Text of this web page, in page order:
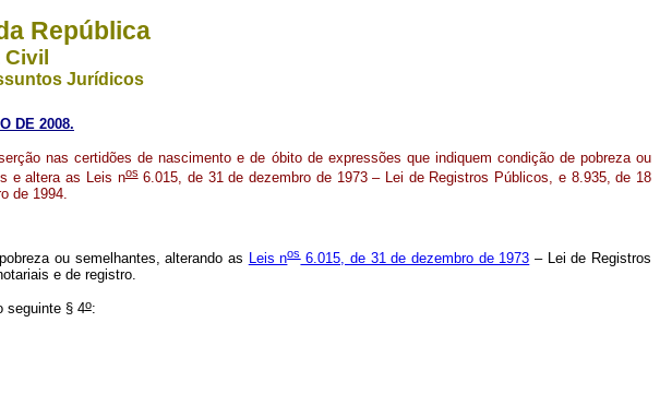
República
Jurídicos
DE 2008.
nas certidões de nascimento e de óbito de expressões que indiquem condição de pobreza ou
e altera as Leis nos6.015, de 31 de dezembro de 1973 – Lei de Registros Públicos, e 8.935, de 18
de 1994.
ou semelhantes, alterando as Leis nos6.015, de 31 de dezembro de 1973 – Lei de Registros
e de registro.
seguinte § 4o: